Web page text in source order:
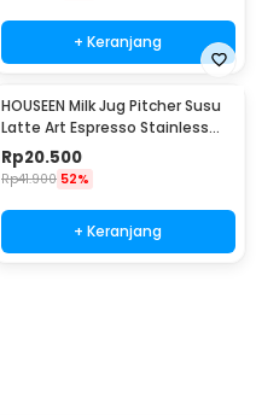
+ Keranjang
HOUSEEN Milk Jug Pitcher Susu
Latte Art Espresso Stainless
Steel 55ml - DL060
Rp20.500
Rp41.900 52%
+ Keranjang